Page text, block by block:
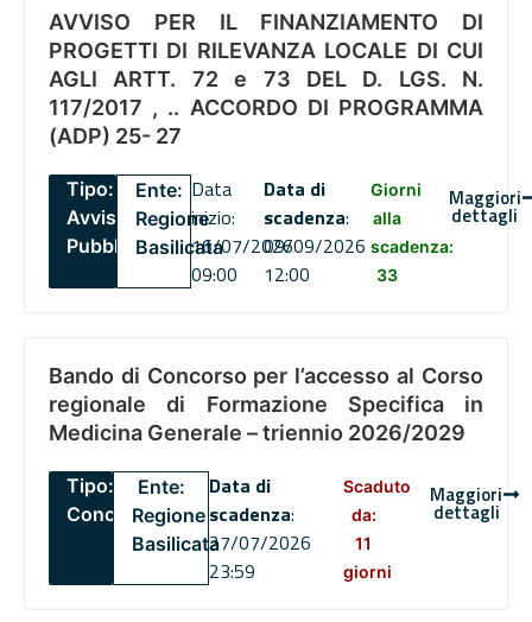
AVVISO PER IL FINANZIAMENTO DI
PROGETTI DI RILEVANZA LOCALE DI CUI
AGLI ARTT. 72 e 73 DEL D. LGS. N.
117/2017 , .. ACCORDO DI PROGRAMMA
(ADP) 25- 27
Tipo:
Avviso
Pubblico
Ente:
Regione
Basilicata
Data
inizio:
16/07/2026
09:00
Data di
scadenza:
09/09/2026
12:00
Giorni
alla
scadenza:
33
Maggiori
dettagli
Bando di Concorso per l’accesso al Corso
regionale di Formazione Specifica in
Medicina Generale – triennio 2026/2029
Tipo:
Concorsi
Ente:
Regione
Basilicata
Data di
scadenza:
27/07/2026
23:59
Scaduto
da:
11
giorni
Maggiori
dettagli